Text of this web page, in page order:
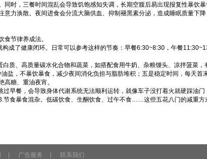
时，三餐时间混乱会导致饥饱感知失调，长期空腹后易出现报复性暴饮暴
力涣散。夜间进食会分流大脑供血、抑制褪黑素分泌，造成睡眠质量下
节律养成法。
成了健康闭环。日常可以参考这样的节奏：早餐6:30~8:30，午餐
质、高质量碳水化合物和蔬菜，如搭配食用牛奶、杂粮馒头、凉拌菠菜
，不暴饮暴食，减少夜间消化负担与脂肪堆积；五是稳定时间，每天首
糖、重油夜宵。
餐，会导致身体代谢系统无法顺利运转，就像车子没打着火就硬踩油门
食暴食混杂。低碳饮食、生酮饮食、过午不食……这些五花八门的减重
广告服务 联系我们